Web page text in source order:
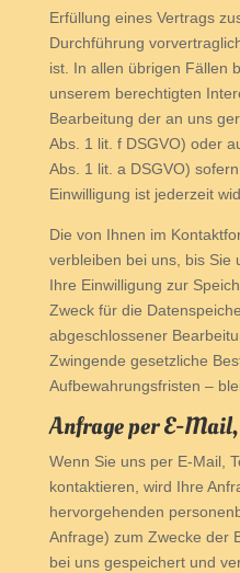
Erfüllung eines Vertrags
Durchführung
ist. In allen übrigen Fällen
unserem berechtigten
Bearbeitung der an uns
Abs. 1 lit. f DSGVO) oder
Abs. 1 lit. a DSGVO)
Einwilligung ist jederzeit
Die von Ihnen im
verbleiben bei uns, bis Sie
Ihre Einwilligung zur
Zweck für die
abgeschlossener
Zwingende gesetzliche
Aufbewahrungsfristen –
Anfrage per E-Mail,
Wenn Sie uns per E-Mail,
kontaktieren, wird Ihre
hervorgehenden
Anfrage) zum Zwecke der
bei uns gespeichert und